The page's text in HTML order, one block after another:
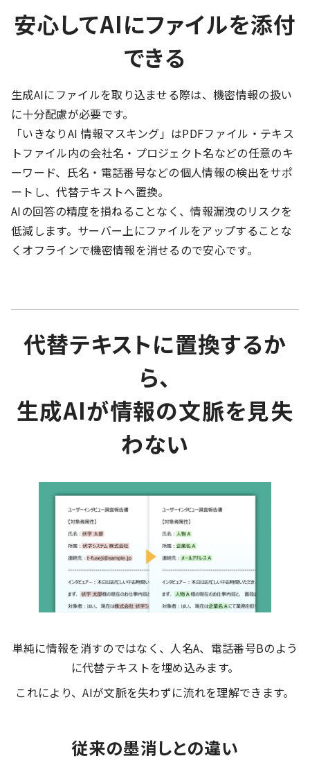
安心してAIにファイルを添付
できる
生成AIにファイルを取り込ませる際は、機密情報の扱い
に十分配慮が必要です。
「いきなりAI 情報マスキング」はPDFファイル・テキス
トファイル内の会社名・プロジェクト名などの任意のキ
ーワード、氏名・電話番号などの個人情報の検出をサポ
ートし、代替テキストへ置換。
AIの回答の精度を損ねることなく、情報漏洩のリスクを
低減します。サーバー上にファイルをアップすることな
くオフラインで機密情報を消せるので安心です。
代替テキストに置換するか
ら、
生成AIが情報の文脈を見失
わない
単純に情報を消すのではなく、人名A、電話番号Bのよう
に代替テキストを埋め込みます。
これにより、AIが文脈を失わずに流れを理解できます。
従来の墨消しとの違い